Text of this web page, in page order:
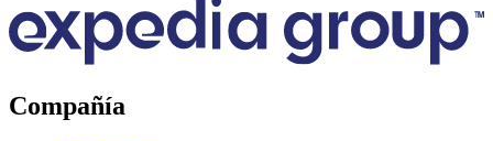
Compañía